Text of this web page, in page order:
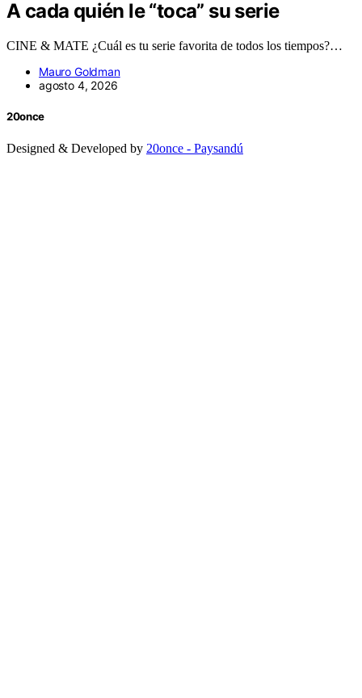
A cada quién le “toca” su serie
CINE & MATE ¿Cuál es tu serie favorita de todos los tiempos?…
Mauro Goldman
agosto 4, 2026
20once
Designed & Developed by 20once - Paysandú